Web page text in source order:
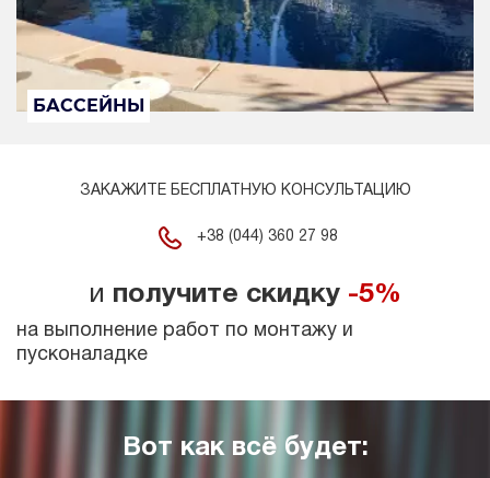
БАССЕЙНЫ
ЗАКАЖИТЕ БЕСПЛАТНУЮ КОНСУЛЬТАЦИЮ
+38 (044) 360 27 98
и получите скидку -5%
на выполнение работ по монтажу и
пусконаладке
Вот как всё будет: